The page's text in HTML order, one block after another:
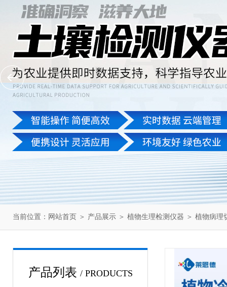
当前位置： 网站首页 ＞ 产品展示 ＞ 植物生理检测仪器 ＞ 植物病理
产品列表 / PRODUCTS